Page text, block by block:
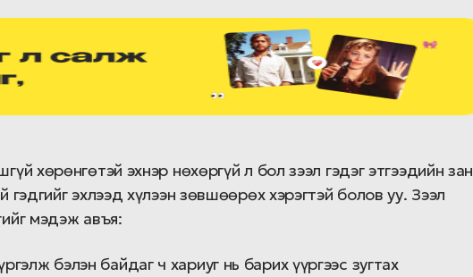
хөрөнгөтэй эхнэр нөхөргүй л бол зээл гэдэг этгээдийн зан
эхлээд хүлээн зөвшөөрөх хэрэгтэй болов уу. Зээл
мэдэж авъя:
бэлэн байдаг ч хариуг нь барих үүргээс зугтах